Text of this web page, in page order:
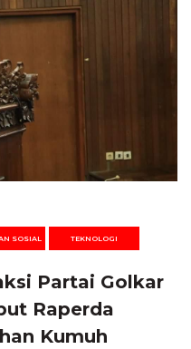
SOSIAL TEKNOLOGI
Partai Golkar
Raperda
Kumuh